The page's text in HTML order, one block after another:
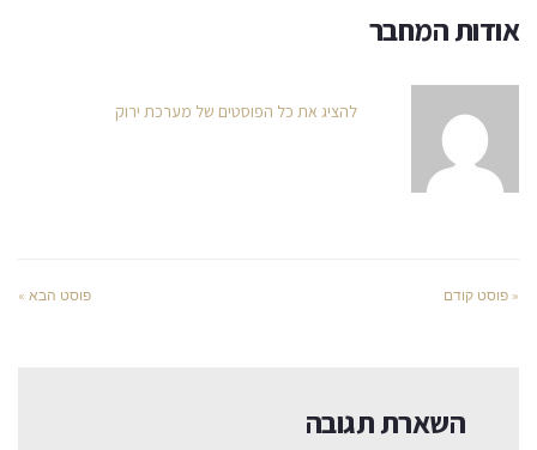
אודות המחבר
להציג את כל הפוסטים של מערכת ירוק
« פוסט קודם פוסט הבא »
השארת תגובה